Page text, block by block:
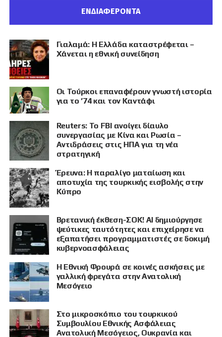
ΕΝΔΙΑΦΕΡΟΝΤΑ
Γιαλαμά: Η Ελλάδα καταστρέφεται –
Χάνεται η εθνική συνείδηση
Οι Τούρκοι επαναφέρουν γνωστή ιστορία
για το ’74 και τον Καντάφι
Reuters: Το FBI ανοίγει δίαυλο
συνεργασίας με Κίνα και Ρωσία –
Αντιδράσεις στις ΗΠΑ για τη νέα
στρατηγική
Έρευνα: Η παραλίγο ματαίωση και
αποτυχία της τουρκικής εισβολής στην
Κύπρο
Βρετανική έκθεση-ΣΟΚ! AI δημιούργησε
ψεύτικες ταυτότητες και επιχείρησε να
εξαπατήσει προγραμματιστές σε δοκιμή
κυβερνοασφάλειας
Η Εθνική Φρουρά σε κοινές ασκήσεις με
γαλλική φρεγάτα στην Ανατολική
Μεσόγειο
Στο μικροσκόπιο του τουρκικού
Συμβουλίου Εθνικής Ασφάλειας
Ανατολική Μεσόγειος, Ουκρανία και